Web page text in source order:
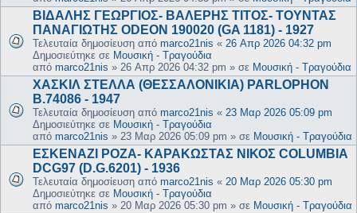
ΒΙΔΑΛΗΣ ΓΕΩΡΓΙΟΣ- ΒΑΛΕΡΗΣ ΤΙΤΟΣ- ΤΟΥΝΤΑΣ
ΠΑΝΑΓΙΩΤΗΣ ODEON 190020 (GA 1181) - 1927
Τελευταία δημοσίευση από marco21nis « 26 Απρ 2026 04:32 pm
Δημοσιεύτηκε σε Μουσική - Τραγούδια
από marco21nis » 26 Απρ 2026 04:32 pm » σε Μουσική - Τραγούδια
ΧΑΣΚΙΛ ΣΤΕΛΛΑ (ΘΕΣΣΑΛΟΝΙΚΙΑ) PARLOPHON
B.74086 - 1947
Τελευταία δημοσίευση από marco21nis « 23 Μαρ 2026 05:09 pm
Δημοσιεύτηκε σε Μουσική - Τραγούδια
από marco21nis » 23 Μαρ 2026 05:09 pm » σε Μουσική - Τραγούδια
ΕΣΚΕΝΑΖΙ ΡΟΖΑ- ΚΑΡΑΚΩΣΤΑΣ ΝΙΚΟΣ COLUMBIA
DCG97 (D.G.6201) - 1936
Τελευταία δημοσίευση από marco21nis « 20 Μαρ 2026 05:30 pm
Δημοσιεύτηκε σε Μουσική - Τραγούδια
από marco21nis » 20 Μαρ 2026 05:30 pm » σε Μουσική - Τραγούδια